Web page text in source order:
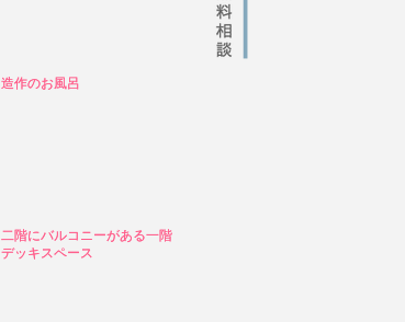
造作のお風呂
二階にバルコニーがある一階の
デッキスペース
造作のお風呂
二階にバルコニーがある一階の
デッキスペース